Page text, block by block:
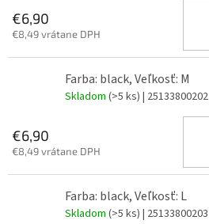
€6,90
€8,49 vrátane DPH
Farba: black, Veľkosť: M
Skladom (>5 ks) | 25133800202
€6,90
€8,49 vrátane DPH
Farba: black, Veľkosť: L
Skladom (>5 ks) | 25133800203